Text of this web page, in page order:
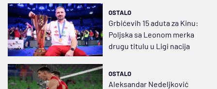
OSTALO
Grbićevih 15 aduta za Kinu:
Poljska sa Leonom merka
drugu titulu u Ligi nacija
OSTALO
Aleksandar Nedeljković